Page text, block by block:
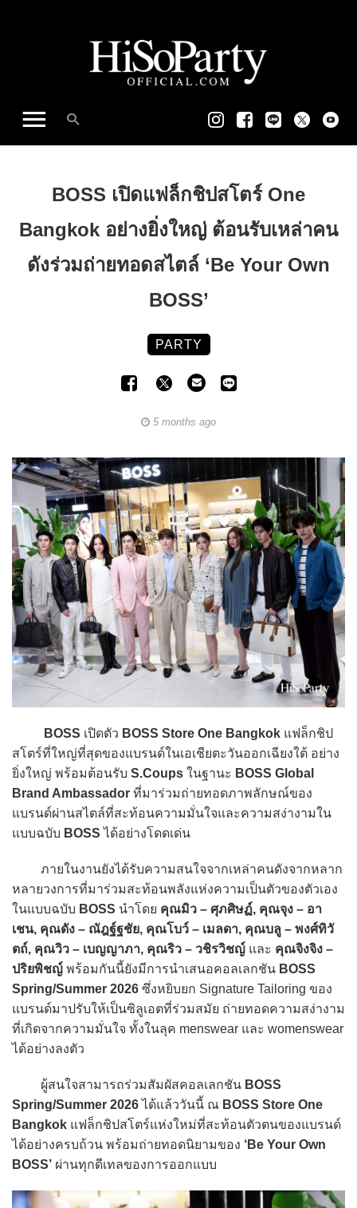
BOSS เปิดแฟล็กชิปสโตร์ One
Bangkok อย่างยิ่งใหญ่ ต้อนรับเหล่าคน
ดังร่วมถ่ายทอดสไตล์ ‘Be Your Own
BOSS’
PARTY
5 months ago
BOSS เปิดตัว BOSS Store One Bangkok แฟล็กชิป
สโตร์ที่ใหญ่ที่สุดของแบรนด์ในเอเชียตะวันออกเฉียงใต้ อย่าง
ยิ่งใหญ่ พร้อมต้อนรับ S.Coups ในฐานะ BOSS Global
Brand Ambassador ที่มาร่วมถ่ายทอดภาพลักษณ์ของ
แบรนด์ผ่านสไตล์ที่สะท้อนความมั่นใจและความสง่างามใน
แบบฉบับ BOSS ได้อย่างโดดเด่น
ภายในงานยังได้รับความสนใจจากเหล่าคนดังจากหลาก
หลายวงการที่มาร่วมสะท้อนพลังแห่งความเป็นตัวของตัวเอง
ในแบบฉบับ BOSS นำโดย คุณมิว – ศุภศิษฏ์, คุณจุง – อา
เชน, คุณดัง – ณัฎฐ์ฐชัย, คุณโบว์ – เมลดา, คุณบลู – พงศ์ทิวั
ตถ์, คุณวิว – เบญญาภา, คุณริว – วชิรวิชญ์ และ คุณจิงจิง –
ปริยพิชญ์ พร้อมกันนี้ยังมีการนำเสนอคอลเลกชัน BOSS
Spring/Summer 2026 ซึ่งหยิบยก Signature Tailoring ของ
แบรนด์มาปรับให้เป็นซิลูเอตที่ร่วมสมัย ถ่ายทอดความสง่างาม
ที่เกิดจากความมั่นใจ ทั้งในลุค menswear และ womenswear
ได้อย่างลงตัว
ผู้สนใจสามารถร่วมสัมผัสคอลเลกชัน BOSS
Spring/Summer 2026ได้แล้ววันนี้ ณ BOSS Store One
Bangkok แฟล็กชิปสโตร์แห่งใหม่ที่สะท้อนตัวตนของแบรนด์
ได้อย่างครบถ้วน พร้อมถ่ายทอดนิยามของ ‘Be Your Own
BOSS’ ผ่านทุกดีเทลของการออกแบบ